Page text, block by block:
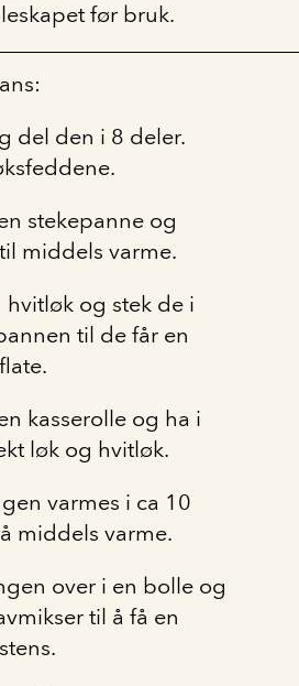
før bruk.
del den i 8 deler.
stekepanne og
middels varme.
hvitløk og stek de i
til de får en
kasserolle og ha i
løk og hvitløk.
varmes i ca 10
middels varme.
over i en bolle og
til å få en